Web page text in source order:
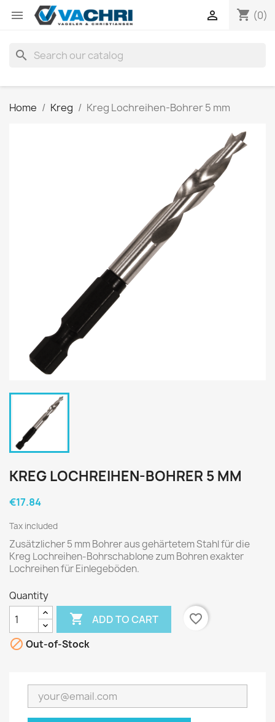
 shopping_cart (0)

search
Home Kreg Kreg Lochreihen-Bohrer 5 mm
KREG LOCHREIHEN-BOHRER 5 MM
€17.84
Tax included
Zusätzlicher 5 mm Bohrer aus gehärtetem Stahl für die
Kreg Lochreihen-Bohrschablone zum Bohren exakter
Lochreihen für Einlegeböden.
Quantity
 ADD TO CART
favorite_border
 Out-of-Stock